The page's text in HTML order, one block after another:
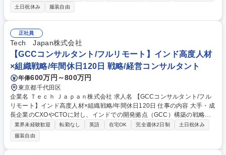
は、下記の業務をおまかせいたします。 【仕事内容：プロジェクトの管
理】予算、工数、スケジュールを管理し、目標となる小型プラントを製造
していきます。 【ポジションの魅力について】プラントの新規立ち上げの
プロジェクトを差配する、重要なポジションを担当することができます。
製品の社会貢献性は高く、今後国内外で求められる製品をご自身の手で世
に送り出すことができます。 募集職種 【プロジェクトマネージャー】世
界初のアンモニア合成プラントで世界を一新！
土日祝休み
服装自由
正社員
Tech Japan株式会社
【GCCコンサルタント/フルリモート】インド高度人材
×組織戦略/年間休日120日 戦略/経営コンサルタント
年俸600万円～800万円
東京都千代田区
企業名 Ｔｅｃｈ Ｊａｐａｎ株式会社 求人名 【GCCコンサルタント/フル
リモート】インド高度人材×組織戦略/年間休日120日 仕事の内容 大手・成
長企業のCXOやCTOに対し、インドでの開発拠点（GCC）構築の戦略立
案から運営までを一気通貫で支援します。単なる採用代行ではなく、経営
戦略に踏み込んだ組織設計・制度構築をお任せします。 【具体的には】
クライアントの事業戦略を深く理解し、インド現地チームと連携して最適
な採用・組織要件を設計します。選考プロセスの構築、定期的な経営層と
業界未経験歓迎 転勤なし 英語 在宅OK 完全週休2日制
土日祝休み
服装自由